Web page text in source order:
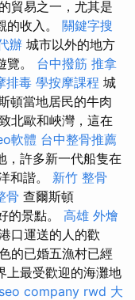
貿易之一，尤其是
的收入。 關鍵字搜
辦 城市以外的地方
覽。 台中撥筋 推拿
排毒 學按摩課程 城
頓當地居民的牛肉
北歐和峽灣，這在
軟體 台中整骨推薦
，許多新一代船隻在
和諧。 新竹 整骨
骨 查爾斯頓
的景點。 高雄 外燴
口運送的人的歡
的已婚五漁村已經
上最受歡迎的海灘地
seo company rwd 大